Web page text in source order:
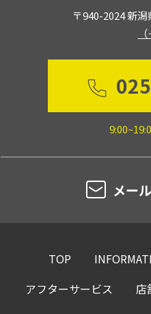
〒940-2024 新
メー
TOP
アフターサービス
店